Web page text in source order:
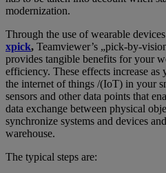
modernization.
Through the use of wearable
xpick, Teamviewer’s „pick-by-
provides tangible benefits for your
efficiency. These effects increase
the internet of things /(IoT) in your
sensors and other data points that
data exchange between physical
synchronize systems and devices
warehouse.
The typical steps are: